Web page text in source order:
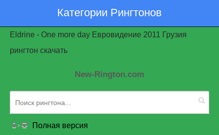
Категории Рингтонов
Eldrine - One more day Евровидение 2011 Грузия
рингтон скачать
New-Rington.com
Полная версия